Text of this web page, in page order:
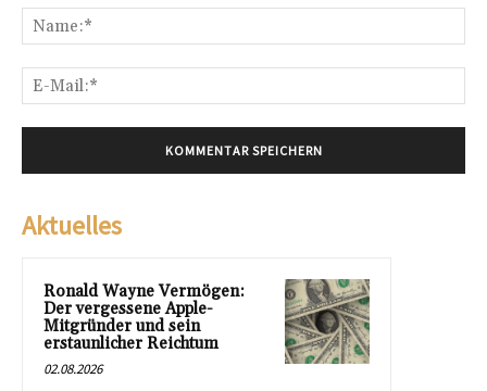
Aktuelles
Ronald Wayne Vermögen:
Der vergessene Apple-
Mitgründer und sein
erstaunlicher Reichtum
02.08.2026